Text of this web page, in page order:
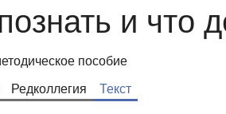
и что
пособие
Редколлегия Текст